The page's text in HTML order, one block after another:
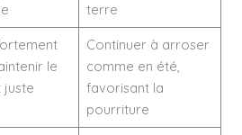
terre
le
juste
Continuer à arroser
comme en été,
favorisant la
pourriture